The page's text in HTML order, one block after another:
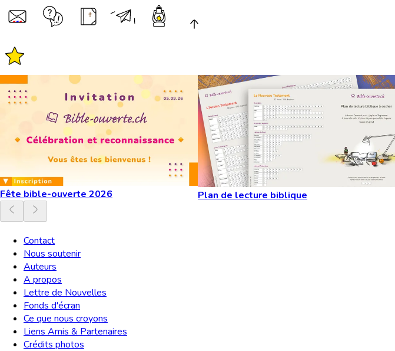
Fête bible-ouverte 2026 Plan de lecture biblique
Contact
Nous soutenir
Auteurs
A propos
Lettre de Nouvelles
Fonds d'écran
Ce que nous croyons
Liens Amis & Partenaires
Crédits photos